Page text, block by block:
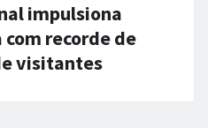
impulsiona
recorde de
visitantes